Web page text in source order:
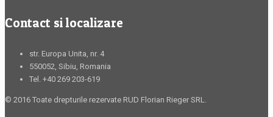
Contact si localizare
str. Europa Unita, nr. 4
550052, Sibiu, Romania
Tel. +40 269 203-619
© 2016 Toate drepturile rezervate RUD Florian Rieger SRL.